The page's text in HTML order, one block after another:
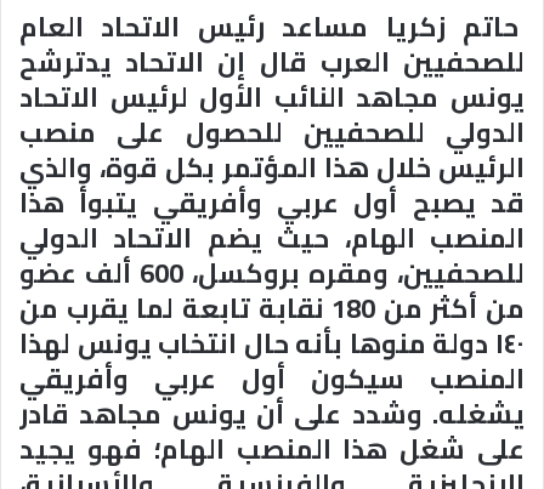
حاتم زكريا مساعد رئيس الاتحاد العام
للصحفيين العرب قال إن الاتحاد يدترشح
يونس مجاهد النائب الأول لرئيس الاتحاد
الدولي للصحفيين للحصول على منصب
الرئيس خلال هذا المؤتمر بكل قوة، والذي
قد يصبح أول عربي وأفريقي يتبوأ هذا
المنصب الهام، حيث يضم الاتحاد الدولي
للصحفيين، ومقره بروكسل، 600 ألف عضو
من أكثر من 180 نقابة تابعة لما يقرب من
١٤٠ دولة منوها بأنه حال انتخاب يونس لهذا
المنصب سيكون أول عربي وأفريقي
يشغله. وشدد على أن يونس مجاهد قادر
على شغل هذا المنصب الهام؛ فهو يجيد